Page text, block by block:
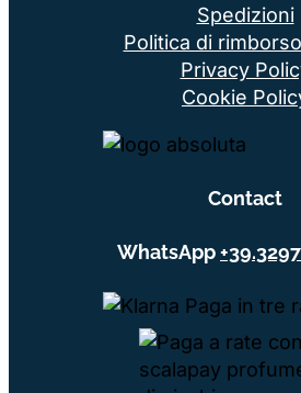
Spedizioni
Politica di
Privacy
Cookie
Contact
WhatsApp